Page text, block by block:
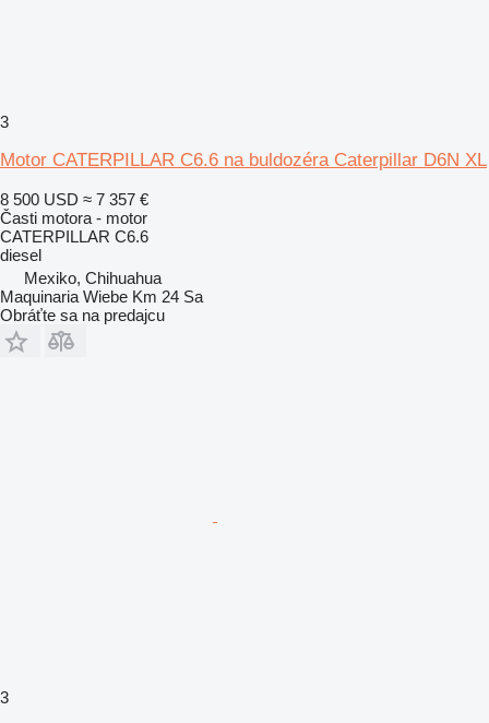
3
Motor CATERPILLAR C6.6 na buldozéra Caterpillar D6N XL
8 500 USD ≈ 7 357 €
Časti motora - motor
CATERPILLAR C6.6
diesel
Mexiko, Chihuahua
Maquinaria Wiebe Km 24 Sa
Obráťte sa na predajcu
3